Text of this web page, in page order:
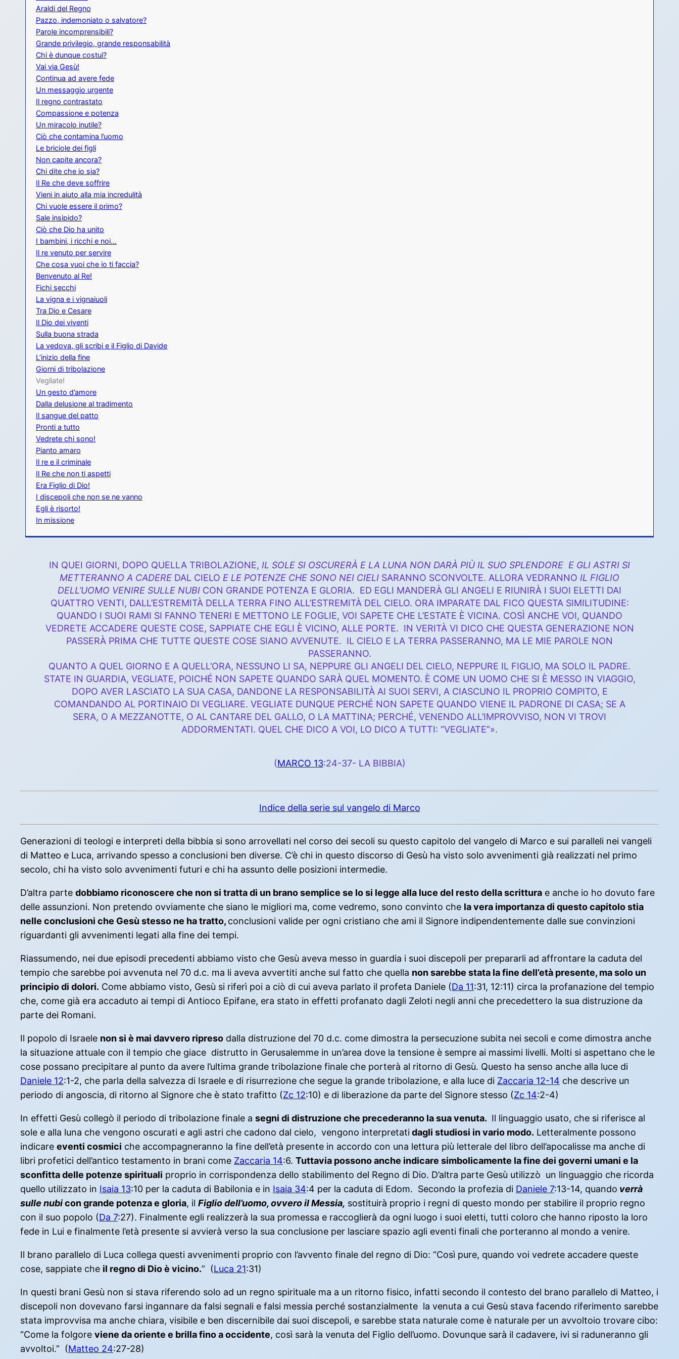
Araldi del Regno
Pazzo, indemoniato o salvatore?
Parole incomprensibili?
Grande privilegio, grande responsabilità
Chi è dunque costui?
Vai via Gesù!
Continua ad avere fede
Un messaggio urgente
Il regno contrastato
Compassione e potenza
Un miracolo inutile?
Ciò che contamina l’uomo
Le briciole dei figli
Non capite ancora?
Chi dite che io sia?
Il Re che deve soffrire
Vieni in aiuto alla mia incredulità
Chi vuole essere il primo?
Sale insipido?
Ciò che Dio ha unito
I bambini, i ricchi e noi…
Il re venuto per servire
Che cosa vuoi che io ti faccia?
Benvenuto al Re!
Fichi secchi
La vigna e i vignaiuoli
Tra Dio e Cesare
Il Dio dei viventi
Sulla buona strada
La vedova, gli scribi e il Figlio di Davide
L’inizio della fine
Giorni di tribolazione
Vegliate!
Un gesto d’amore
Dalla delusione al tradimento
Il sangue del patto
Pronti a tutto
Vedrete chi sono!
Pianto amaro
Il re e il criminale
Il Re che non ti aspetti
Era Figlio di Dio!
I discepoli che non se ne vanno
Egli è risorto!
In missione
IN QUEI GIORNI, DOPO QUELLA TRIBOLAZIONE, IL SOLE SI OSCURERÀ E LA LUNA NON DARÀ PIÙ IL SUO SPLENDORE E GLI ASTRI SI
METTERANNO A CADERE DAL CIELO E LE POTENZE CHE SONO NEI CIELI SARANNO SCONVOLTE. ALLORA VEDRANNO IL FIGLIO
DELL’UOMO VENIRE SULLE NUBI CON GRANDE POTENZA E GLORIA. ED EGLI MANDERÀ GLI ANGELI E RIUNIRÀ I SUOI ELETTI DAI
QUATTRO VENTI, DALL’ESTREMITÀ DELLA TERRA FINO ALL’ESTREMITÀ DEL CIELO. ORA IMPARATE DAL FICO QUESTA SIMILITUDINE:
QUANDO I SUOI RAMI SI FANNO TENERI E METTONO LE FOGLIE, VOI SAPETE CHE L’ESTATE È VICINA. COSÌ ANCHE VOI, QUANDO
VEDRETE ACCADERE QUESTE COSE, SAPPIATE CHE EGLI È VICINO, ALLE PORTE. IN VERITÀ VI DICO CHE QUESTA GENERAZIONE NON
PASSERÀ PRIMA CHE TUTTE QUESTE COSE SIANO AVVENUTE. IL CIELO E LA TERRA PASSERANNO, MA LE MIE PAROLE NON
PASSERANNO.
QUANTO A QUEL GIORNO E A QUELL’ORA, NESSUNO LI SA, NEPPURE GLI ANGELI DEL CIELO, NEPPURE IL FIGLIO, MA SOLO IL PADRE.
STATE IN GUARDIA, VEGLIATE, POICHÉ NON SAPETE QUANDO SARÀ QUEL MOMENTO. È COME UN UOMO CHE SI È MESSO IN VIAGGIO,
DOPO AVER LASCIATO LA SUA CASA, DANDONE LA RESPONSABILITÀ AI SUOI SERVI, A CIASCUNO IL PROPRIO COMPITO, E
COMANDANDO AL PORTINAIO DI VEGLIARE. VEGLIATE DUNQUE PERCHÉ NON SAPETE QUANDO VIENE IL PADRONE DI CASA; SE A
SERA, O A MEZZANOTTE, O AL CANTARE DEL GALLO, O LA MATTINA; PERCHÉ, VENENDO ALL’IMPROVVISO, NON VI TROVI
ADDORMENTATI. QUEL CHE DICO A VOI, LO DICO A TUTTI: “VEGLIATE”».
(MARCO 13:24-37- LA BIBBIA)
Indice della serie sul vangelo di Marco
Generazioni di teologi e interpreti della bibbia si sono arrovellati nel corso dei secoli su questo capitolo del vangelo di Marco e sui paralleli nei vangeli
di Matteo e Luca, arrivando spesso a conclusioni ben diverse. C’è chi in questo discorso di Gesù ha visto solo avvenimenti già realizzati nel primo
secolo, chi ha visto solo avvenimenti futuri e chi ha assunto delle posizioni intermedie.
D’altra parte dobbiamo riconoscere che non si tratta di un brano semplice se lo si legge alla luce del resto della scrittura e anche io ho dovuto fare
delle assunzioni. Non pretendo ovviamente che siano le migliori ma, come vedremo, sono convinto che la vera importanza di questo capitolo stia
nelle conclusioni che Gesù stesso ne ha tratto, conclusioni valide per ogni cristiano che ami il Signore indipendentemente dalle sue convinzioni
riguardanti gli avvenimenti legati alla fine dei tempi.
Riassumendo, nei due episodi precedenti abbiamo visto che Gesù aveva messo in guardia i suoi discepoli per prepararli ad affrontare la caduta del
tempio che sarebbe poi avvenuta nel 70 d.c. ma li aveva avvertiti anche sul fatto che quella non sarebbe stata la fine dell’età presente, ma solo un
principio di dolori. Come abbiamo visto, Gesù si riferì poi a ciò di cui aveva parlato il profeta Daniele (Da 11:31, 12:11) circa la profanazione del tempio
che, come già era accaduto ai tempi di Antioco Epifane, era stato in effetti profanato dagli Zeloti negli anni che precedettero la sua distruzione da
parte dei Romani.
Il popolo di Israele non si è mai davvero ripreso dalla distruzione del 70 d.c. come dimostra la persecuzione subita nei secoli e come dimostra anche
la situazione attuale con il tempio che giace distrutto in Gerusalemme in un’area dove la tensione è sempre ai massimi livelli. Molti si aspettano che le
cose possano precipitare al punto da avere l’ultima grande tribolazione finale che porterà al ritorno di Gesù. Questo ha senso anche alla luce di
Daniele 12:1-2, che parla della salvezza di Israele e di risurrezione che segue la grande tribolazione, e alla luce di Zaccaria 12-14 che descrive un
periodo di angoscia, di ritorno al Signore che è stato trafitto (Zc 12:10) e di liberazione da parte del Signore stesso (Zc 14:2-4)
In effetti Gesù collegò il periodo di tribolazione finale a segni di distruzione che precederanno la sua venuta. Il linguaggio usato, che si riferisce al
sole e alla luna che vengono oscurati e agli astri che cadono dal cielo, vengono interpretatidagli studiosi in vario modo. Letteralmente possono
indicare eventi cosmici che accompagneranno la fine dell’età presente in accordo con una lettura più letterale del libro dell’apocalisse ma anche di
libri profetici dell’antico testamento in brani come Zaccaria 14:6. Tuttavia possono anche indicare simbolicamente la fine dei governi umani e la
sconfitta delle potenze spirituali proprio in corrispondenza dello stabilimento del Regno di Dio. D’altra parte Gesù utilizzò un linguaggio che ricorda
quello utilizzato in Isaia 13:10 per la caduta di Babilonia e in Isaia 34:4 per la caduta di Edom. Secondo la profezia di Daniele 7:13-14, quando verrà
sulle nubicon grande potenza e gloria, il Figlio dell’uomo, ovvero il Messia, sostituirà proprio i regni di questo mondo per stabilire il proprio regno
con il suo popolo (Da 7:27). Finalmente egli realizzerà la sua promessa e raccoglierà da ogni luogo i suoi eletti, tutti coloro che hanno riposto la loro
fede in Lui e finalmente l’età presente si avvierà verso la sua conclusione per lasciare spazio agli eventi finali che porteranno al mondo a venire.
Il brano parallelo di Luca collega questi avvenimenti proprio con l’avvento finale del regno di Dio: “Così pure, quando voi vedrete accadere queste
cose, sappiate che il regno di Dio è vicino.” (Luca 21:31)
In questi brani Gesù non si stava riferendo solo ad un regno spirituale ma a un ritorno fisico, infatti secondo il contesto del brano parallelo di Matteo, i
discepoli non dovevano farsi ingannare da falsi segnali e falsi messia perché sostanzialmente la venuta a cui Gesù stava facendo riferimento sarebbe
stata improvvisa ma anche chiara, visibile e ben discernibile dai suoi discepoli, e sarebbe stata naturale come è naturale per un avvoltoio trovare cibo:
“Come la folgore viene da oriente e brilla fino a occidente, così sarà la venuta del Figlio dell’uomo. Dovunque sarà il cadavere, ivi si raduneranno gli
avvoltoi.” (Matteo 24:27-28)